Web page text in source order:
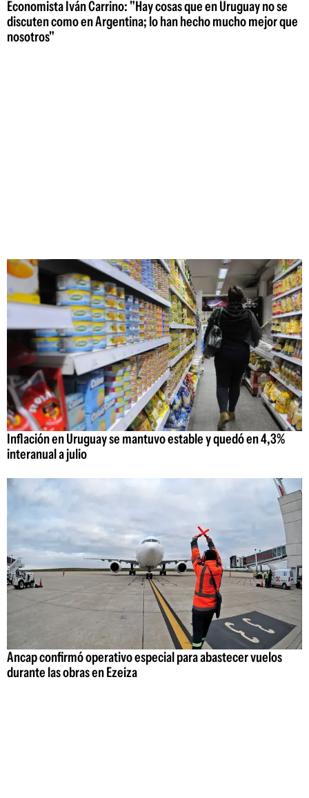
Economista Iván Carrino: "Hay cosas que en Uruguay no se
discuten como en Argentina; lo han hecho mucho mejor que
nosotros"
Inflación en Uruguay se mantuvo estable y quedó en 4,3%
interanual a julio
Ancap confirmó operativo especial para abastecer vuelos
durante las obras en Ezeiza